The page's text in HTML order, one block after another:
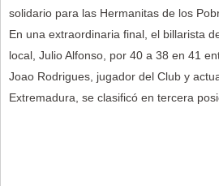
solidario para las Hermanitas de los
En una extraordinaria final, el billarista
local, Julio Alfonso, por 40 a 38 en 41
Joao Rodrigues, jugador del Club y
Extremadura, se clasificó en tercera